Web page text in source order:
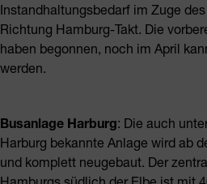
Instandhaltungsbedarf im Zuge
Richtung Hamburg-Takt. Die
haben begonnen, noch im April
werden.
Busanlage Harburg: Die auch
Harburg bekannte Anlage wird ab
und komplett neugebaut. Der